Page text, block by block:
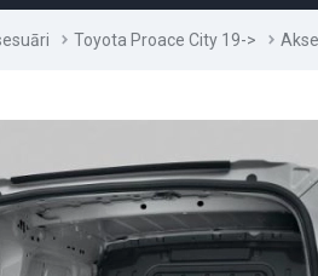
Toyota Proace City 19->